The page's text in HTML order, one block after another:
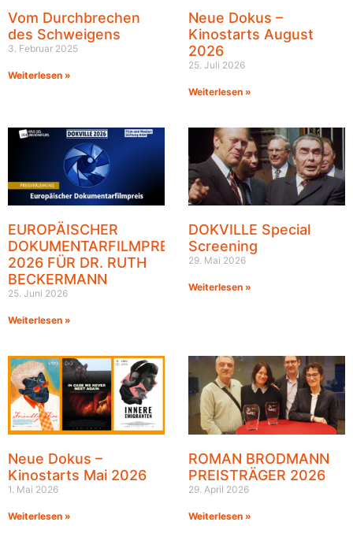
Vom Durchbrechen
des Schweigens
3. Februar 2025
Weiterlesen »
Neue Dokus –
Kinostarts August
2026
25. Juli 2026
Weiterlesen »
EUROPÄISCHER
DOKUMENTARFILMPREIS
2026 FÜR DR. RUTH
BECKERMANN
25. Juni 2026
Weiterlesen »
DOKVILLE Special
Screening
29. Mai 2026
Weiterlesen »
Neue Dokus –
Kinostarts Mai 2026
1. Mai 2026
Weiterlesen »
ROMAN BRODMANN
PREISTRÄGER 2026
29. April 2026
Weiterlesen »